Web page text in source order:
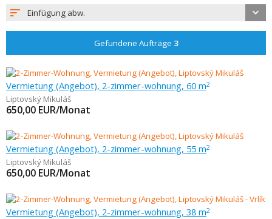
Einfügung abw.
Gefundene Aufträge 3
Vermietung (Angebot), 2-zimmer-wohnung, 60 m2
Liptovský Mikuláš
650,00 EUR/Monat
Vermietung (Angebot), 2-zimmer-wohnung, 55 m2
Liptovský Mikuláš
650,00 EUR/Monat
Vermietung (Angebot), 2-zimmer-wohnung, 38 m2